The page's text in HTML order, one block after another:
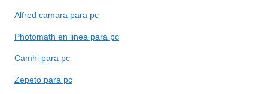
Alfred camara para pc
Photomath en linea para pc
Camhi para pc
Zepeto para pc